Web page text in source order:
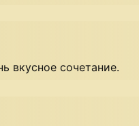
вкусное сочетание.